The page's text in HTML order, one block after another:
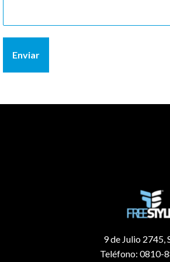
Enviar
9 de Julio 2745,
Teléfono: 0810-